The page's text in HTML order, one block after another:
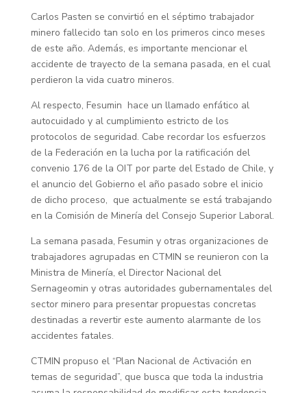
Carlos Pasten se convirtió en el séptimo trabajador
minero fallecido tan solo en los primeros cinco meses
de este año. Además, es importante mencionar el
accidente de trayecto de la semana pasada, en el cual
perdieron la vida cuatro mineros.
Al respecto, Fesumin hace un llamado enfático al
autocuidado y al cumplimiento estricto de los
protocolos de seguridad. Cabe recordar los esfuerzos
de la Federación en la lucha por la ratificación del
convenio 176 de la OIT por parte del Estado de Chile, y
el anuncio del Gobierno el año pasado sobre el inicio
de dicho proceso, que actualmente se está trabajando
en la Comisión de Minería del Consejo Superior Laboral.
La semana pasada, Fesumin y otras organizaciones de
trabajadores agrupadas en CTMIN se reunieron con la
Ministra de Minería, el Director Nacional del
Sernageomin y otras autoridades gubernamentales del
sector minero para presentar propuestas concretas
destinadas a revertir este aumento alarmante de los
accidentes fatales.
CTMIN propuso el “Plan Nacional de Activación en
temas de seguridad”, que busca que toda la industria